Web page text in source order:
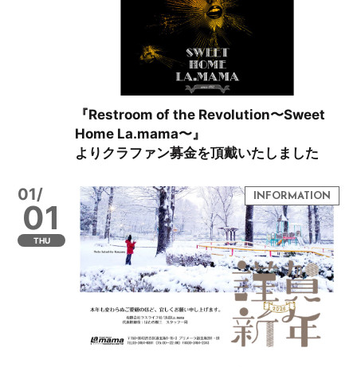
『Restroom of the Revolution〜Sweet
Home La.mama〜』
よりクラファン募金を頂戴いたしました
01/
01
THU